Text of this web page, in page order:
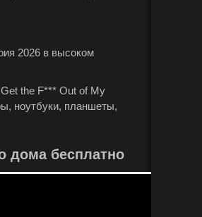
2026 в высоком
the F*** Out of My
ноутбуки, планшеты,
дома бесплатно